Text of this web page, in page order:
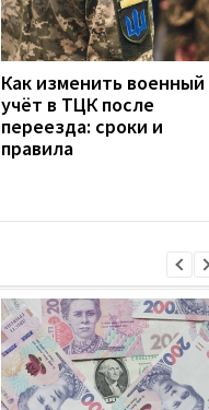
Как изменить военный
учёт в ТЦК после
переезда: сроки и
правила